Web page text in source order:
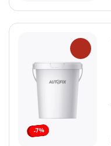
-7%